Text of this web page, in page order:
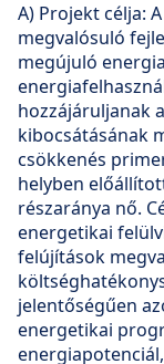
A) Projekt célja:
megvalósuló
megújuló
hozzájáruljanak
kibocsátásának
csökkenés
helyben
részaránya nő.
energetikai
felújítások
jelentőségűen
energetikai